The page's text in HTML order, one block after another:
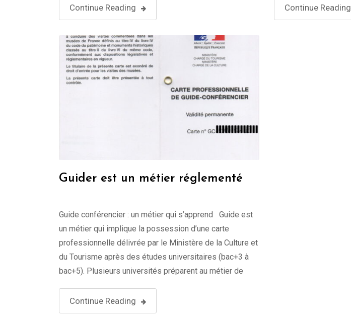
invitent à redécouvrir les principaux …
Continue Reading
est aussi un media …
Continue Reading
Guider est un métier réglementé
Guide conférencier : un métier qui s’apprend Guide est
un métier qui implique la possession d’une carte
professionnelle délivrée par le Ministère de la Culture et
du Tourisme après des études universitaires (bac+3 à
bac+5). Plusieurs universités préparent au métier de
Ferrand, Paris-Est, Perpignan, Corse, Paris-Ouest, Nice
…
Continue Reading